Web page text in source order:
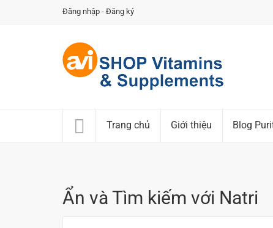
Đăng nhập - Đăng ký
Trang chủ Giới thiệu Blog
Ẩn và Tìm kiếm với Natri